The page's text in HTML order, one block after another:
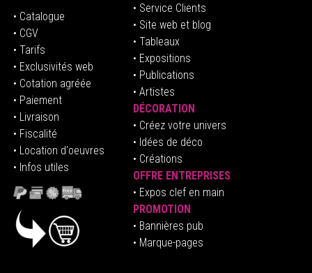
• Catalogue
• CGV
• Tarifs
• Exclusivités web
• Cotation agréée
• Paiement
• Livraison
• Fiscalité
• Location d'oeuvres
• Infos utiles
• Service Clients
• Site web et blog
• Tableaux
• Expositions
• Publications
• Artistes
DÉCORATION
• Créez votre univers
• Idées de déco
• Créations
OFFRE ENTREPRISES
• Expos clef en main
PROMOTION
• Bannières pub
• Marque-pages